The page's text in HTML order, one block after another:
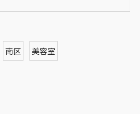
南区 美容室